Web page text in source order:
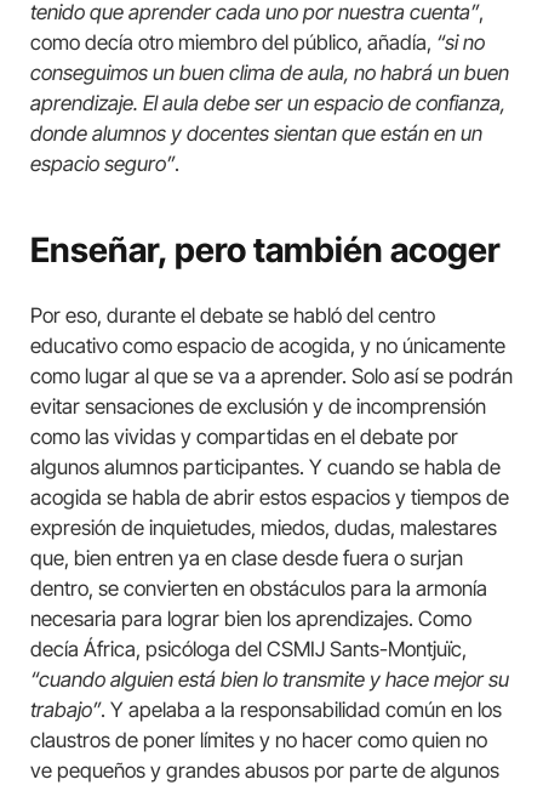
tenido que aprender cada uno por nuestra cuenta”,
como decía otro miembro del público, añadía, “si no
conseguimos un buen clima de aula, no habrá un buen
aprendizaje. El aula debe ser un espacio de confianza,
donde alumnos y docentes sientan que están en un
espacio seguro”.
Enseñar, pero también acoger
Por eso, durante el debate se habló del centro
educativo como espacio de acogida, y no únicamente
como lugar al que se va a aprender. Solo así se podrán
evitar sensaciones de exclusión y de incomprensión
como las vividas y compartidas en el debate por
algunos alumnos participantes. Y cuando se habla de
acogida se habla de abrir estos espacios y tiempos de
expresión de inquietudes, miedos, dudas, malestares
que, bien entren ya en clase desde fuera o surjan
dentro, se convierten en obstáculos para la armonía
necesaria para lograr bien los aprendizajes. Como
decía África, psicóloga del CSMIJ Sants-Montjuïc,
“cuando alguien está bien lo transmite y hace mejor su
trabajo”. Y apelaba a la responsabilidad común en los
claustros de poner límites y no hacer como quien no
ve pequeños y grandes abusos por parte de algunos